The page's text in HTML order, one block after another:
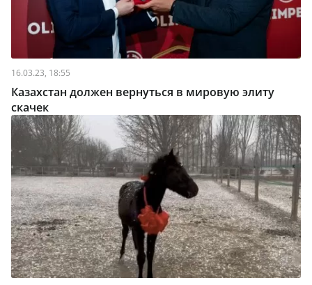
16.03.23, 18:55
Казахстан должен вернуться в мировую элиту
скачек